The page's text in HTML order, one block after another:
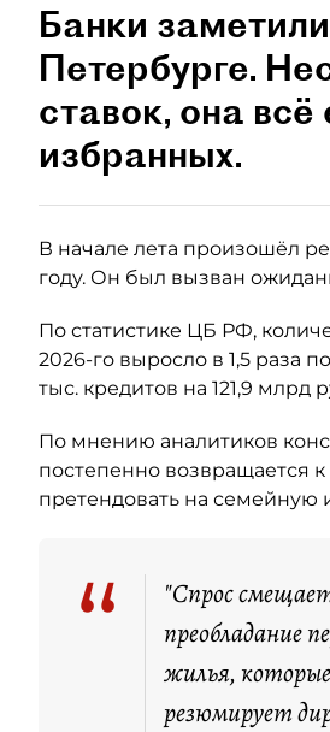
Банки
Петербурге.
ставок, она
избранных.
В начале лета произошёл
году. Он был вызван
По статистике ЦБ РФ,
2026-го выросло в 1,5 раза
тыс. кредитов на 121,9 млрд
По мнению аналитиков
постепенно возвращается
претендовать на семейную
“
"Спрос
преобладание
жилья,
резюмирует